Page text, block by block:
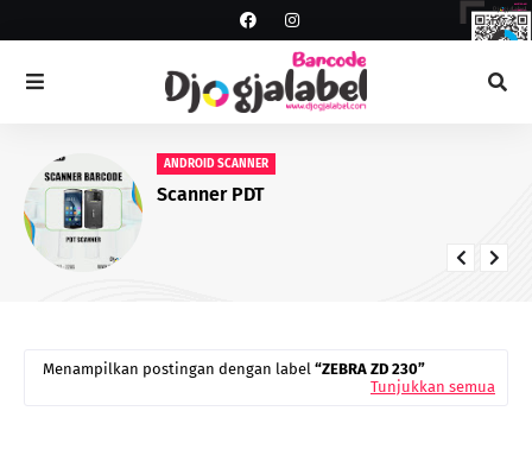
ANDROID SCANNER
Scanner PDT
Menampilkan postingan dengan label ZEBRA ZD 230
Tunjukkan semua